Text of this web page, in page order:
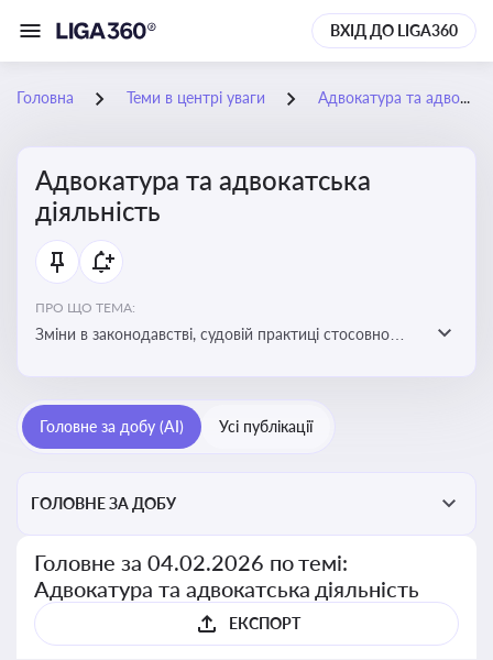
ВХІД ДО LIGA360
Головна Теми в центрі уваги Адвокатура та адвокатська діяльність
Адвокатура та адвокатська
діяльність
ПРО ЩО ТЕМА:
Зміни в законодавстві, судовій практиці стосовно
Головне за добу (AI) Усі публікації
ГОЛОВНЕ ЗА ДОБУ
Головне за 04.02.2026 по темі:
Адвокатура та адвокатська діяльність
ЕКСПОРТ